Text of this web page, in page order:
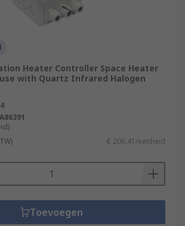
Heater Controller Space Heater
with Quartz Infrared Halogen
A86391
€ 206,41/eenheid
Toevoegen